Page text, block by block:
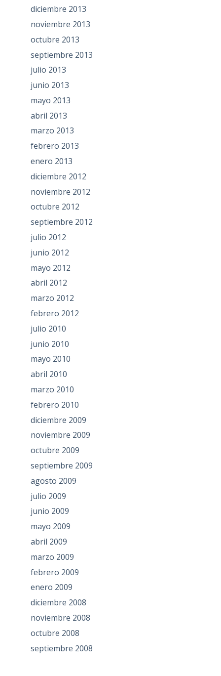
diciembre 2013
noviembre 2013
octubre 2013
septiembre 2013
julio 2013
junio 2013
mayo 2013
abril 2013
marzo 2013
febrero 2013
enero 2013
diciembre 2012
noviembre 2012
octubre 2012
septiembre 2012
julio 2012
junio 2012
mayo 2012
abril 2012
marzo 2012
febrero 2012
julio 2010
junio 2010
mayo 2010
abril 2010
marzo 2010
febrero 2010
diciembre 2009
noviembre 2009
octubre 2009
septiembre 2009
agosto 2009
julio 2009
junio 2009
mayo 2009
abril 2009
marzo 2009
febrero 2009
enero 2009
diciembre 2008
noviembre 2008
octubre 2008
septiembre 2008